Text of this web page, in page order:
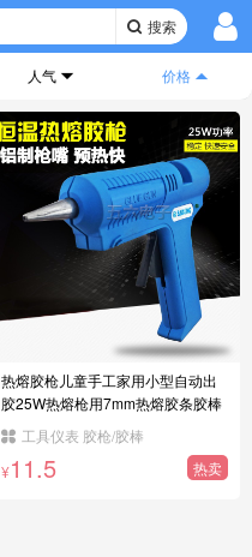
搜索
人气 价格
热熔胶枪儿童手工家用小型自动出
胶25W热熔枪用7mm热熔胶条胶棒
工具仪表 胶枪/胶棒
¥11.5 热卖